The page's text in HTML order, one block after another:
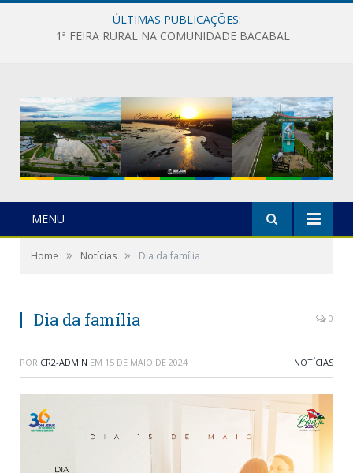
ÚLTIMAS PUBLICAÇÕES:
1ª FEIRA RURAL NA COMUNIDADE BACABAL
MENU
Home » Notícias » Dia da família
Dia da família 0
POR CR2-ADMIN EM 15 DE MAIO DE 2024 NOTÍCIAS